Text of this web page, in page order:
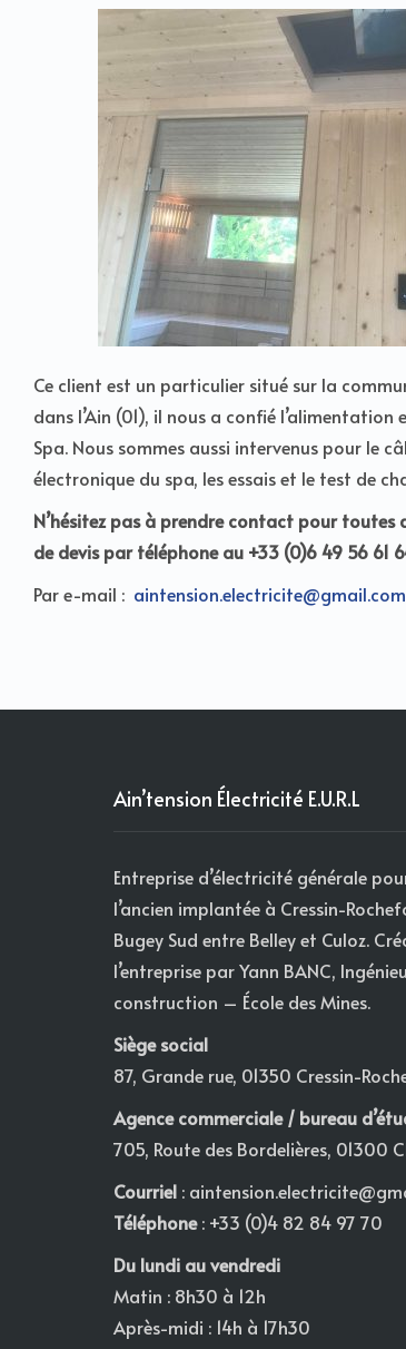
Ce client est un particulier situé sur la
dans l’Ain (01), il nous a confié l’alimentation
Spa. Nous sommes aussi intervenus pour le
électronique du spa, les essais et le test de
N’hésitez pas à prendre contact pour toutes
de devis par téléphone au +33 (0)6 49 56 61
Par e-mail : aintension.electricite@gmail.com
Ain’tension Électricité E.U.R.L
Entreprise d’électricité générale
l’ancien implantée à Cressin-
Bugey Sud entre Belley et Culoz.
l’entreprise par Yann BANC,
construction – École des Mines.
Siège social
87, Grande rue, 01350 Cressin-
Agence commerciale / bureau
705, Route des Bordelières, 01300
Courriel :
Téléphone: +33 (0)4 82 84 97 70
Du lundi au vendredi
Matin : 8h30 à 12h
Après-midi : 14h à 17h30